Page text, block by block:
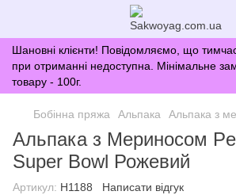
Шановні клієнти! Повідомляємо, що
при отриманні недоступна. Мінімальне
товару - 100г.
Бобінна пряжа Альпака Альпака з
Альпака з Мериносом
Super Bowl Рожевий
Артикул: H1188 Написати відгук